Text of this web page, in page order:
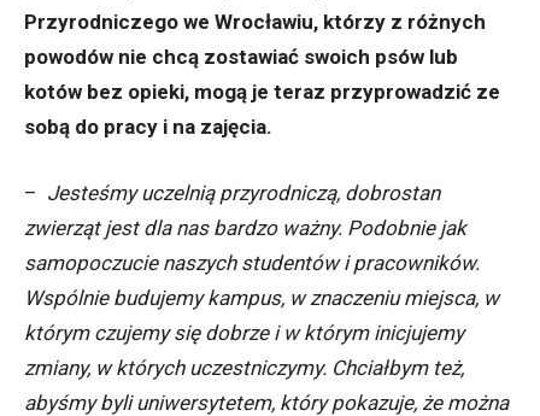
Przyrodniczego we Wrocławiu, którzy z różnych
powodów nie chcą zostawiać swoich psów lub
kotów bez opieki, mogą je teraz przyprowadzić ze
sobą do pracy i na zajęcia.
– Jesteśmy uczelnią przyrodniczą, dobrostan
zwierząt jest dla nas bardzo ważny. Podobnie jak
samopoczucie naszych studentów i pracowników.
Wspólnie budujemy kampus, w znaczeniu miejsca, w
którym czujemy się dobrze i w którym inicjujemy
zmiany, w których uczestniczymy. Chciałbym też,
abyśmy byli uniwersytetem, który pokazuje, że można